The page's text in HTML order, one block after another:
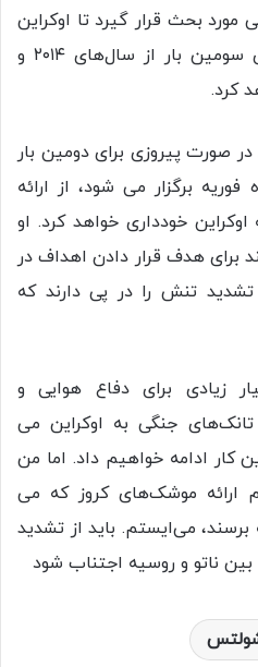
مورد بحث قرار گیرد تا اوکراین
مطمئن باشد که روسیه برای سومین بار از سال‌های ۲۰۱۴ و
در صورت پیروزی برای دومین بار
برگزار می شود، از ارائه
خودداری خواهد کرد. او
برای هدف قرار دادن اهداف در
تنش را در پی دارند که
زیادی برای دفاع هوایی و
جنگی به اوکراین می
کار ادامه خواهیم داد. اما من
ارائه موشک‌های کروز که می
برسند، می‌ایستم. باید از تشدید
ناتو و روسیه اجتناب شود